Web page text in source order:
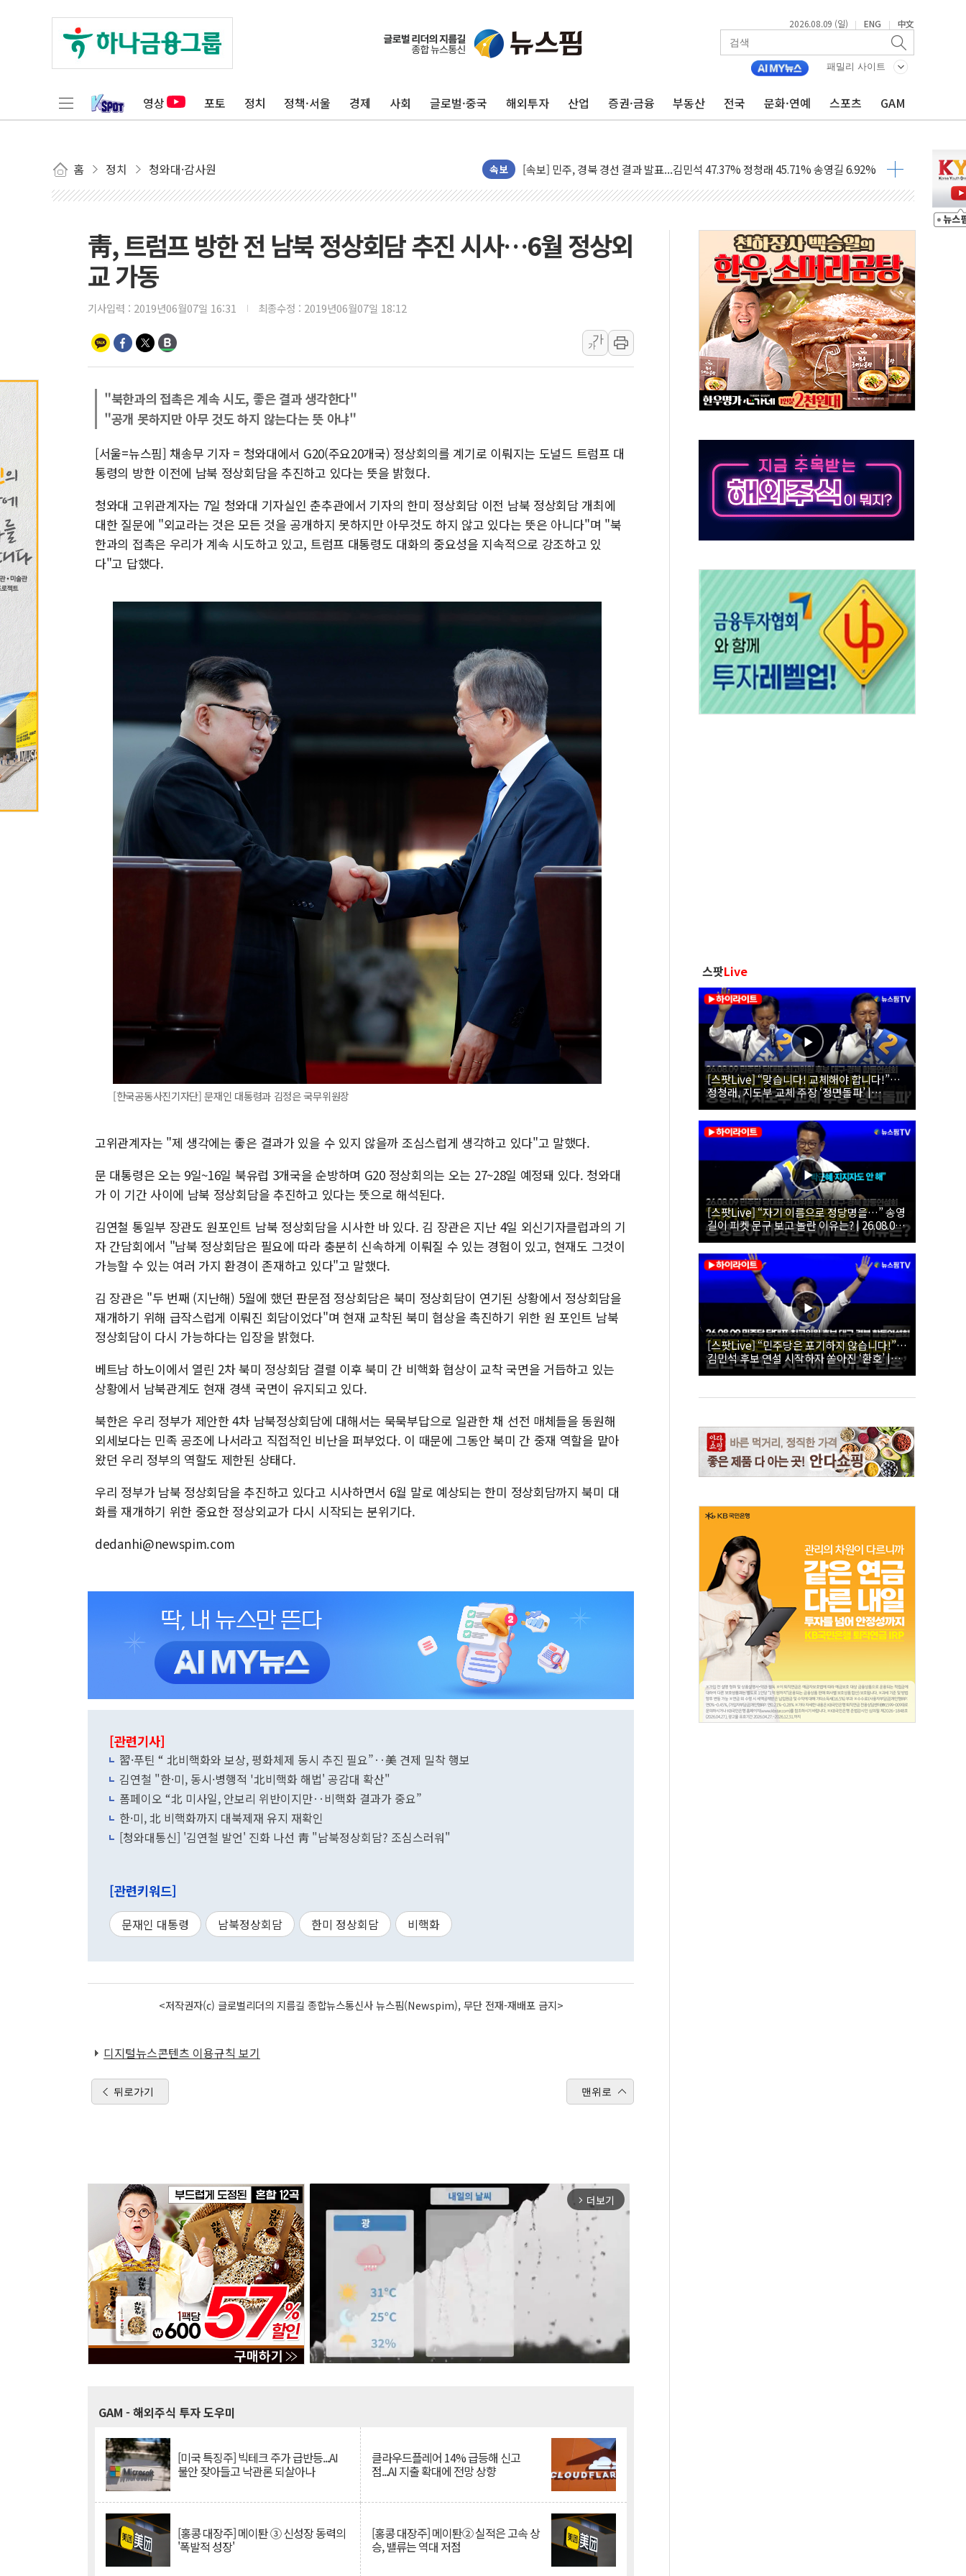
2026.08.09 (일) | ENG | 中文
패밀리 사이트
영상 포토 정치 정책·서울 경제 사회 글로벌·중국 해외투자 산업 증권·금융 부동산 전국 문화·연예 스포츠 GAM
홈 정치 청와대·감사원 속보
김민석, 강원·대구·경북 경선서 정청래에 승리…金 48.54% vs 鄭 44.40%
[속보] 민주, 강원·대구·경북 경선 결과...김민석 48.54% 정청래 44.40%
[속보] 민주, 대구 경선 결과 발표...정청래 47.82% 김민석 46.35% 송영길 5.83%
[속보] 민주, 강원 경선 결과 발표...김민석 50.30% 정청래 41.94% 송영길 7.76%
최태원, 노소영에 9440억 지급 확정되나…재상고 앞두고 막판 셈법
하나금융, 명동 소상공인에 '행복상자' 전달
인천시 광복절 현수막 '태극기 거꾸로' 논란…이틀만에 철거
병무청, 보충역 전면 손질… 예술·체육요원 최대 33% 감축
홈플러스發 대형마트 판매, 역대 최대폭 감소한 9.4%↓…유통업계 양극화 심화
윤준병·이해민 의원, '정부 특사'로 콜롬비아 대통령 취임식 참석
'호우·산사태 주의보' 울진 시간당 30mm 강한 비...호우 피해 없어
여야, 황희 '버스 하우스' 공방…野 "청년 우롱 기괴" vs 與 "송구한 해프닝"
풀무원재단, '국제과학연극제 2026'서 어린이 과학연극 2편 수상
與 "세제개편안 8월 말 당정 조율 완료…초고가·비거주 1주택 등 여론 수렴"
경인고속도로서 차량 4대 연쇄 추돌…7세 남아 등 4명 부상
"AI가 먼저 알아채고 고친다"…LG유플러스, AI 홈네트워크 구현 첫발
삼성전자, 美국립연구소와 영하 30도 극저온 난방기술 개발한다
靑, 트럼프 방한 전 남북 정상회담 추진 시사…6월 정상외
교 가동
기사입력 : 2019년06월07일 16:31 최종수정 : 2019년06월07일 18:12
가
가
"북한과의 접촉은 계속 시도, 좋은 결과 생각한다"
"공개 못하지만 아무 것도 하지 않는다는 뜻 아냐"
[서울=뉴스핌] 채송무 기자 = 청와대에서 G20(주요20개국) 정상회의를 계기로 이뤄지는 도널드 트럼프 대
통령의 방한 이전에 남북 정상회담을 추진하고 있다는 뜻을 밝혔다.
청와대 고위관계자는 7일 청와대 기자실인 춘추관에서 기자의 한미 정상회담 이전 남북 정상회담 개최에
대한 질문에 "외교라는 것은 모든 것을 공개하지 못하지만 아무것도 하지 않고 있다는 뜻은 아니다"며 "북
한과의 접촉은 우리가 계속 시도하고 있고, 트럼프 대통령도 대화의 중요성을 지속적으로 강조하고 있
다"고 답했다.
[한국공동사진기자단] 문재인 대통령과 김정은 국무위원장
고위관계자는 "제 생각에는 좋은 결과가 있을 수 있지 않을까 조심스럽게 생각하고 있다"고 말했다.
문 대통령은 오는 9일~16일 북유럽 3개국을 순방하며 G20 정상회의는 오는 27~28일 예정돼 있다. 청와대
가 이 기간 사이에 남북 정상회담을 추진하고 있다는 뜻으로 해석된다.
김연철 통일부 장관도 원포인트 남북 정상회담을 시사한 바 있다. 김 장관은 지난 4일 외신기자클럽과의 기
자 간담회에서 "남북 정상회담은 필요에 따라 충분히 신속하게 이뤄질 수 있는 경험이 있고, 현재도 그것이
가능할 수 있는 여러 가지 환경이 존재하고 있다"고 말했다.
김 장관은 "두 번째 (지난해) 5월에 했던 판문점 정상회담은 북미 정상회담이 연기된 상황에서 정상회담을
재개하기 위해 급작스럽게 이뤄진 회담이었다"며 현재 교착된 북미 협상을 촉진하기 위한 원 포인트 남북
정상회담이 다시 가능하다는 입장을 밝혔다.
베트남 하노이에서 열린 2차 북미 정상회담 결렬 이후 북미 간 비핵화 협상이 교착 국면을 거듭하고 있는
상황에서 남북관계도 현재 경색 국면이 유지되고 있다.
북한은 우리 정부가 제안한 4차 남북정상회담에 대해서는 묵묵부답으로 일관한 채 선전 매체들을 동원해
외세보다는 민족 공조에 나서라고 직접적인 비난을 퍼부었다. 이 때문에 그동안 북미 간 중재 역할을 맡아
왔던 우리 정부의 역할도 제한된 상태다.
우리 정부가 남북 정상회담을 추진하고 있다고 시사하면서 6월 말로 예상되는 한미 정상회담까지 북미 대
화를 재개하기 위한 중요한 정상외교가 다시 시작되는 분위기다.
dedanhi@newspim.com
[관련기사]
習·푸틴 “ 北비핵화와 보상, 평화체제 동시 추진 필요”‥美 견제 밀착 행보
김연철 "한·미, 동시·병행적 '北비핵화 해법' 공감대 확산"
폼페이오 “北 미사일, 안보리 위반이지만‥비핵화 결과가 중요”
한·미, 北 비핵화까지 대북제재 유지 재확인
[청와대통신] '김연철 발언' 진화 나선 靑 "남북정상회담? 조심스러워"
[관련키워드]
문재인 대통령 남북정상회담 한미 정상회담 비핵화
<저작권자(c) 글로벌리더의 지름길 종합뉴스통신사 뉴스핌(Newspim), 무단 전재-재배포 금지>
디지털뉴스콘텐츠 이용규칙 보기
뒤로가기 맨위로
arrow_forward_ios 더보기
GAM - 해외주식 투자 도우미
[미국 특징주] 빅테크 주가 급반등...AI
불안 잦아들고 낙관론 되살아나
클라우드플레어 14% 급등해 신고
점...AI 지출 확대에 전망 상향
[홍콩 대장주] 메이퇀 ③ 신성장 동력의
'폭발적 성장'
[홍콩 대장주] 메이퇀② 실적은 고속 상
승, 밸류는 역대 저점
스팟Live
[스팟Live] “맞습니다! 교체해야 합니다!”…
정청래, 지도부 교체 주장 ‘정면돌파’ |
26.08.09 더불어민주당 당대표·최고위원 후
보 대구·경북 합동연설회
[스팟Live] “자기 이름으로 정당명을…” 송영
길이 피켓 문구 보고 놀란 이유는? | 26.08.09
더불어민주당 당대표·최고위원 후보 대구·경
북 합동연설회
[스팟Live] “민주당은 포기하지 않습니다!”…
김민석 후보 연설 시작하자 쏟아진 ‘환호’ |
26.08.09 더불어민주당 당대표·최고위원 후